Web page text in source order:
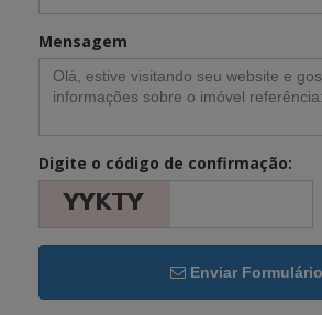
Mensagem
Digite o código de confirmação:
Enviar Formulário